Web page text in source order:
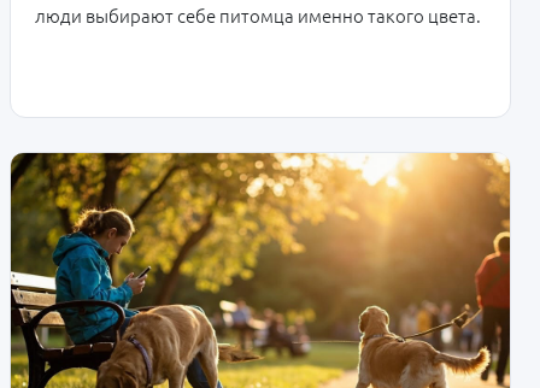
люди выбирают себе питомца именно такого цвета.